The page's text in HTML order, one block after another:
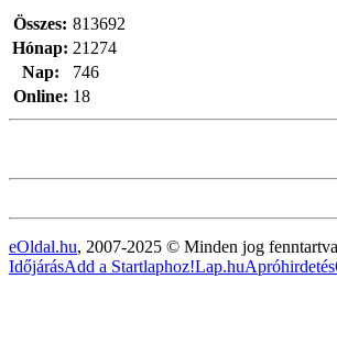
Online: 18
Összes: 813692
Hónap: 21274
Nap:
746
eOldal.hu, 2007-2025 © Minden jog
IdőjárásAdd a Startlaphoz!Lap.huApróhirdetés